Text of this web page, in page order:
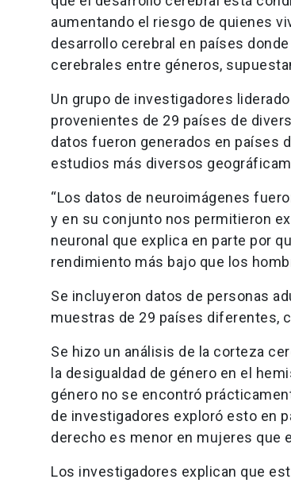
aumentando el riesgo de quienes
desarrollo cerebral en países
cerebrales entre géneros,
Un grupo de investigadores
provenientes de 29 países de
datos fueron generados en países
estudios más diversos
“Los datos de neuroimágenes
y en su conjunto nos permitieron
neuronal que explica en parte por
rendimiento más bajo que los
Se incluyeron datos de personas
muestras de 29 países diferentes,
Se hizo un análisis de la corteza
la desigualdad de género en el
género no se encontró
de investigadores exploró esto en
derecho es menor en mujeres que
Los investigadores explican que